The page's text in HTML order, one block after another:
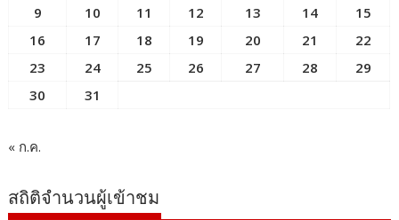
9
10 11 12 13 14
15
16
17 18 19 20 21
22
23
24 25 26 27 28
29
30
31
« ก.ค.
สถิติจำนวนผู้เข้าชม